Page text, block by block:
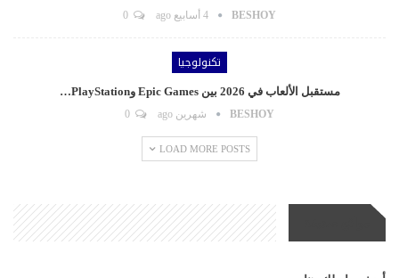
BESHOY 4 أسابيع ago
تكنولوجيا
مستقبل الألعاب في 2026 بين Epic Games وPlayStation…
BESHOY شهرين ago
LOAD MORE POSTS